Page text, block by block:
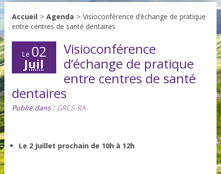
Accueil > Agenda > Visioconférence d’échange de pratique
entre centres de santé dentaires
Le 02
Juil
Visioconférence
d’échange de pratique
entre centres de santé
dentaires
Publié dans : GRCS-RA
Le 2 Juillet prochain de 10h à 12h